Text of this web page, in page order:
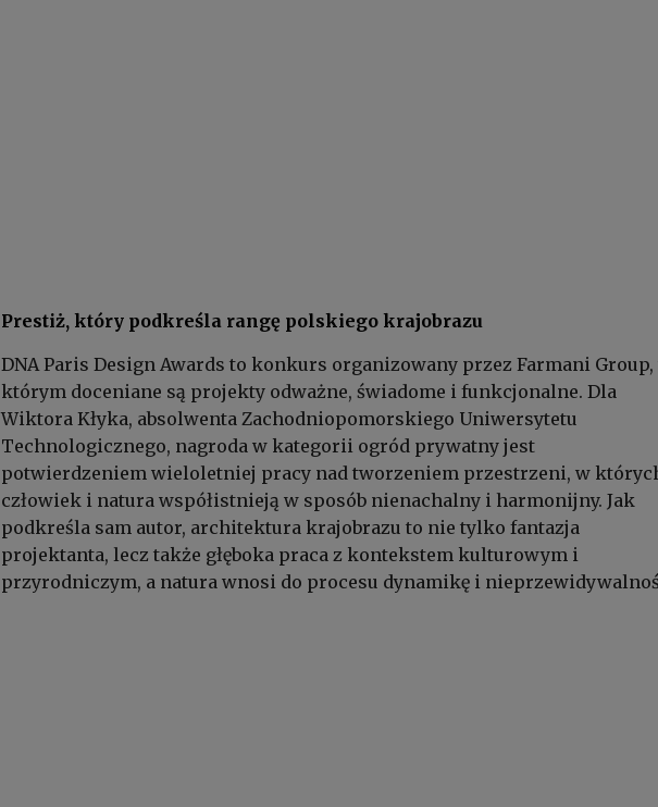
Prestiż, który podkreśla rangę polskiego krajobrazu
DNA Paris Design Awards to konkurs organizowany przez Farmani Group,
którym doceniane są projekty odważne, świadome i funkcjonalne. Dla
Wiktora Kłyka, absolwenta Zachodniopomorskiego Uniwersytetu
Technologicznego, nagroda w kategorii ogród prywatny jest
potwierdzeniem wieloletniej pracy nad tworzeniem przestrzeni, w
człowiek i natura współistnieją w sposób nienachalny i harmonijny. Jak
podkreśla sam autor, architektura krajobrazu to nie tylko fantazja
projektanta, lecz także głęboka praca z kontekstem kulturowym i
przyrodniczym, a natura wnosi do procesu dynamikę i